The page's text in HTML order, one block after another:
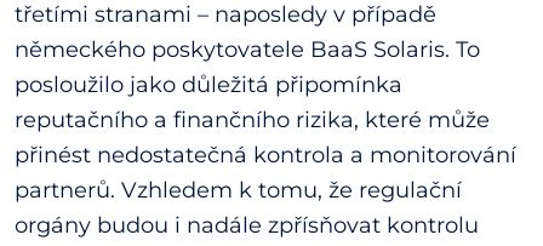
třetími stranami – naposledy v případě
německého poskytovatele BaaS Solaris. To
posloužilo jako důležitá připomínka
reputačního a finančního rizika, které může
přinést nedostatečná kontrola a monitorování
partnerů. Vzhledem k tomu, že regulační
orgány budou i nadále zpřísňovat kontrolu